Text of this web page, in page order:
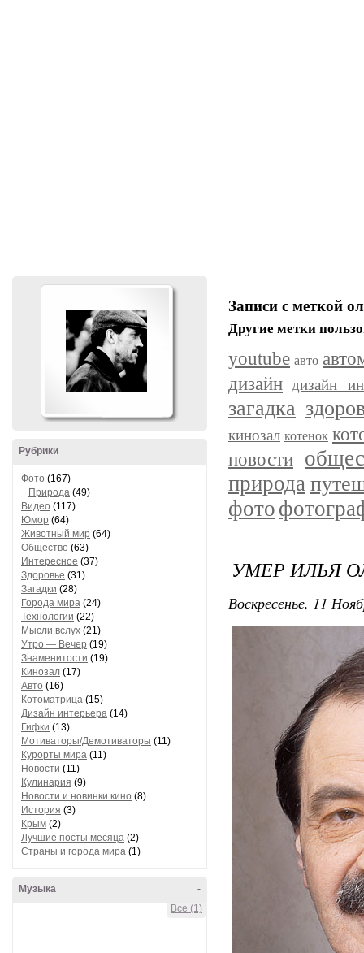
Рубрики
Фото (167)
Природа (49)
Видео (117)
Юмор (64)
Животный мир (64)
Общество (63)
Интересное (37)
Здоровье (31)
Загадки (28)
Города мира (24)
Технологии (22)
Мысли вслух (21)
Утро — Вечер (19)
Знаменитости (19)
Кинозал (17)
Авто (16)
Котоматрица (15)
Дизайн интерьера (14)
Гифки (13)
Мотиваторы/Демотиваторы (11)
Курорты мира (11)
Новости (11)
Кулинария (9)
Новости и новинки кино (8)
История (3)
Крым (2)
Лучшие посты месяца (2)
Страны и города мира (1)
-
Музыка
Все (1)
Записи с меткой
Другие метки
youtube авто
дизайн дизайн
загадка
кинозал котенок
новости
природа
фото
УМЕР ИЛЬЯ
Воскресенье, 11